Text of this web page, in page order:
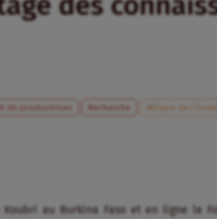
de productrices Recherche Afrique de l’Ouest
Koubri au Burkina Faso et en ligne le